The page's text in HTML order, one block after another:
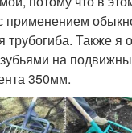
применением
трубогиба. Также я
на
350мм.